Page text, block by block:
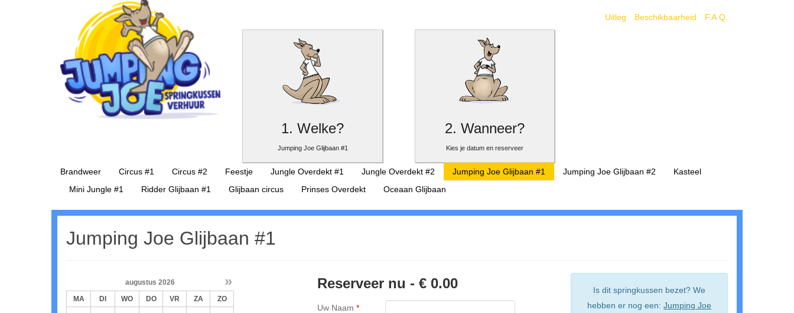
Uitleg Beschikbaarheid F.A.Q.
1. Welke?
Jumping Joe Glijbaan #1
2. Wanneer?
Kies je datum en reserveer
Brandweer Circus #1 Circus #2 Feestje Jungle Overdekt #1 Jungle Overdekt #2 Jumping Joe Glijbaan #1 Jumping Joe Glijbaan #2
Kasteel
Mini Jungle #1
Ridder Glijbaan #1 Glijbaan circus Prinses Overdekt Oceaan Glijbaan
Jumping Joe Glijbaan #1
»
augustus 2026
MA
DI WO DO VR ZA ZO
Reserveer nu - € 0.00
Uw Naam *
Is dit springkussen bezet? We
hebben er nog een:Jumping Joe